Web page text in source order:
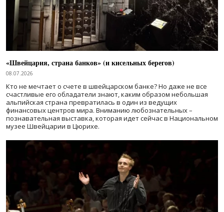
«Швейцария, страна банков» (и кисельных берегов)
08.07.2026
Кто не мечтает о счете в швейцарском банке? Но даже не все
счастливые его обладатели знают, каким образом небольшая
альпийская страна превратилась в один из ведущих
финансовых центров мира. Вниманию любознательных –
познавательная выставка, которая идет сейчас в Национальном
музее Швейцарии в Цюрихе.